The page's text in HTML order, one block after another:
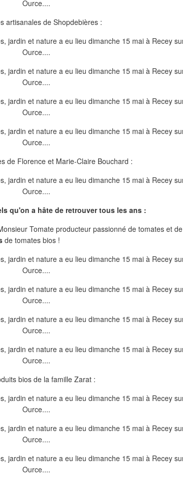
artisanales de Shopdebières :
de Florence et Marie-Claire Bouchard :
qu'on a hâte de retrouver tous les ans :
Tomate producteur passionné de tomates et de
de tomates bios !
bios de la famille Zarat :